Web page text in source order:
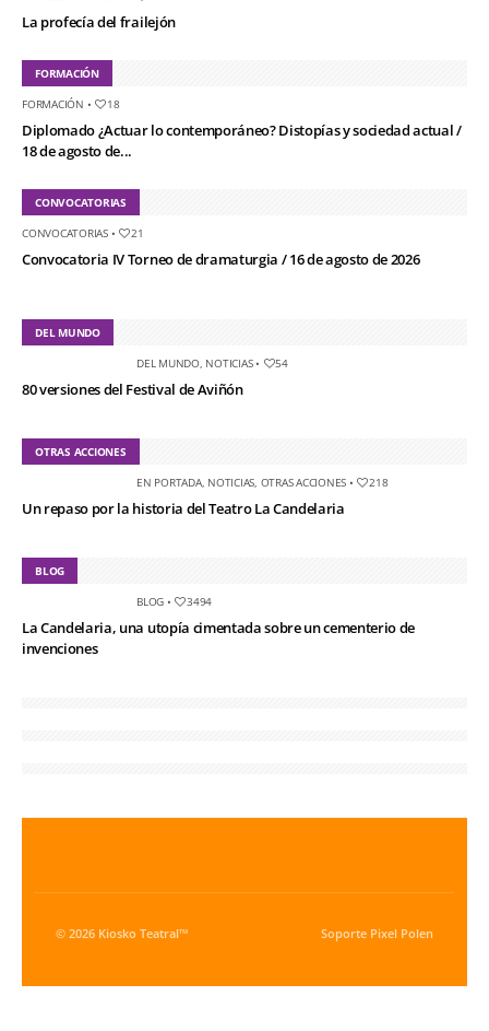
La profecía del frailejón
FORMACIÓN
FORMACIÓN • 18
Diplomado ¿Actuar lo contemporáneo? Distopías y sociedad actual /
18 de agosto de...
CONVOCATORIAS
CONVOCATORIAS• 21
Convocatoria IV Torneo de dramaturgia / 16 de agosto de 2026
DEL MUNDO
DEL MUNDO, NOTICIAS• 54
80 versiones del Festival de Aviñón
OTRAS ACCIONES
EN PORTADA, NOTICIAS OTRAS ACCIONES • 218
Un repaso por la historia del Teatro La Candelaria
BLOG
BLOG • 3494
La Candelaria, una utopía cimentada sobre un cementerio de
invenciones
© 2026 Kiosko Teatral™ Soporte Pixel Polen